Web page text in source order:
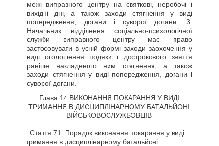
межі виправного центру на святкові, неробочі і
вихідні дні, а також заходи стягнення у виді
попередження, догани і суворої догани. 3.
Начальник відділення соціально-психологічної
служби виправного центру має право
застосовувати в усній формі заходи заохочення у
виді оголошення подяки і дострокового зняття
раніше накладеного ним стягнення, а також
заходи стягнення у виді попередження, догани і
суворої догани.
Глава 14 ВИКОНАННЯ ПОКАРАННЯ У ВИДІ
ТРИМАННЯ В ДИСЦИПЛІНАРНОМУ БАТАЛЬЙОНІ
ВІЙСЬКОВОСЛУЖБОВЦІВ
Стаття 71. Порядок виконання покарання у виді
тримання в дисциплінарному батальйоні